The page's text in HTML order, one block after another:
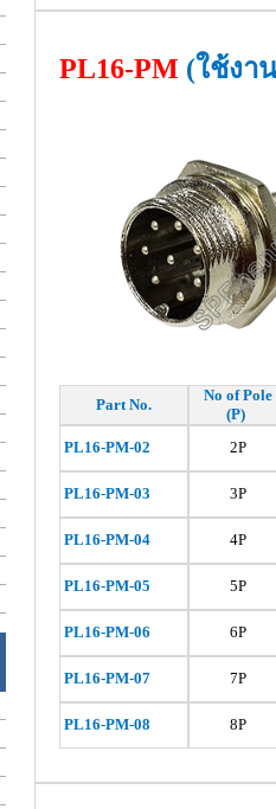
PL16-PM (ใช้งา
Part No.
No of Pole
(P)
PL16-PM-02
2P
PL16-PM-03 3P
PL16-PM-04 4P
PL16-PM-05 5P
PL16-PM-06 6P
PL16-PM-07 7P
PL16-PM-08 8P